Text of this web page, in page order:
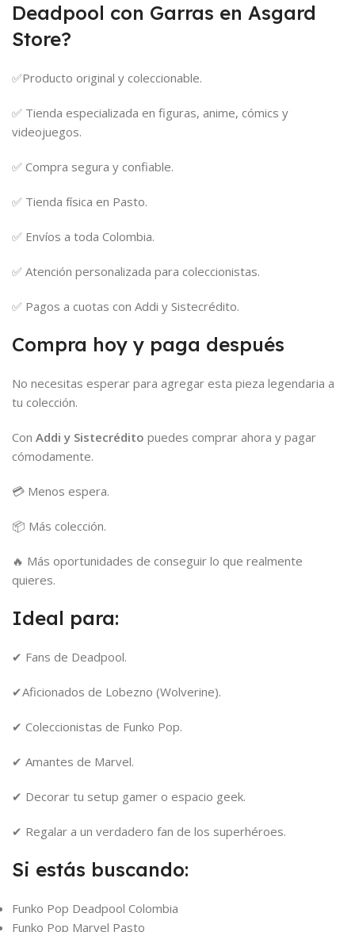
Deadpool con Garras en Asgard
Store?
✅Producto original y coleccionable.
✅ Tienda especializada en figuras, anime, cómics y
videojuegos.
✅ Compra segura y confiable.
✅ Tienda física en Pasto.
✅ Envíos a toda Colombia.
✅ Atención personalizada para coleccionistas.
✅ Pagos a cuotas con Addi y Sistecrédito.
Compra hoy y paga después
No necesitas esperar para agregar esta pieza legendaria a
tu colección.
Con Addi y Sistecrédito puedes comprar ahora y pagar
cómodamente.
💳 Menos espera.
📦 Más colección.
🔥 Más oportunidades de conseguir lo que realmente
quieres.
Ideal para:
✔ Fans de Deadpool.
✔Aficionados de Lobezno (Wolverine).
✔ Coleccionistas de Funko Pop.
✔ Amantes de Marvel.
✔ Decorar tu setup gamer o espacio geek.
✔ Regalar a un verdadero fan de los superhéroes.
Si estás buscando:
Funko Pop Deadpool Colombia
Funko Pop Marvel Pasto